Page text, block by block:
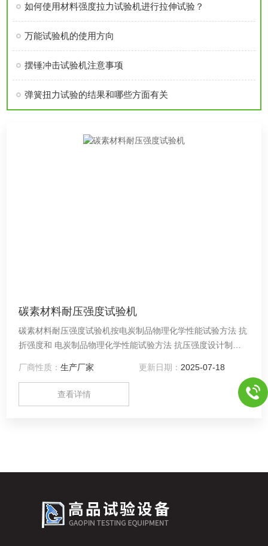
如何使用材料强度拉力试验机进行拉伸试验？
万能试验机的使用方向
摆锤冲击试验机注意事项
弹簧扭力试验的结果和哪些方面有关
碳素材料耐压强度试验机
碳素材料耐压强度试验机按电炭制品物理化学性能试验方法 抗
折强度和 电炭制品物理化学性能试验方法 抗压强度设计制
屏幕显示、磁盘存储、数据库管理等功能。产品具有精度高、
性能*、可靠性高、操作方便等特点。可为您提供准确的试验结
厂商性质：生产厂家 更新日期： 2025-07-18
查看详情